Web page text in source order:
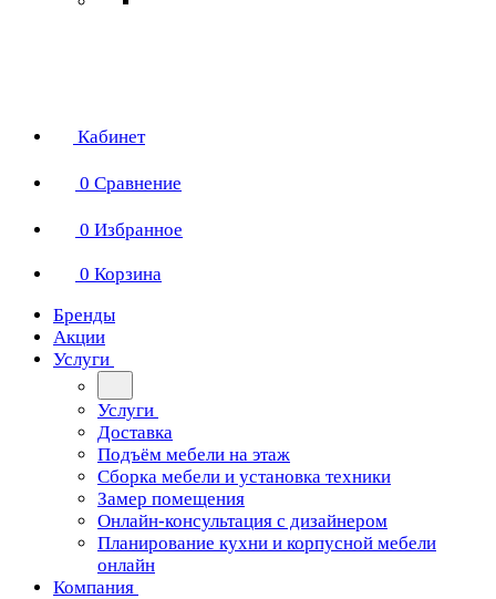
Кабинет
0 Сравнение
0 Избранное
0 Корзина
Бренды
Акции
Услуги
Услуги
Доставка
Подъём мебели на этаж
Сборка мебели и установка техники
Замер помещения
Онлайн-консультация с дизайнером
Планирование кухни и корпусной мебели
онлайн
Компания